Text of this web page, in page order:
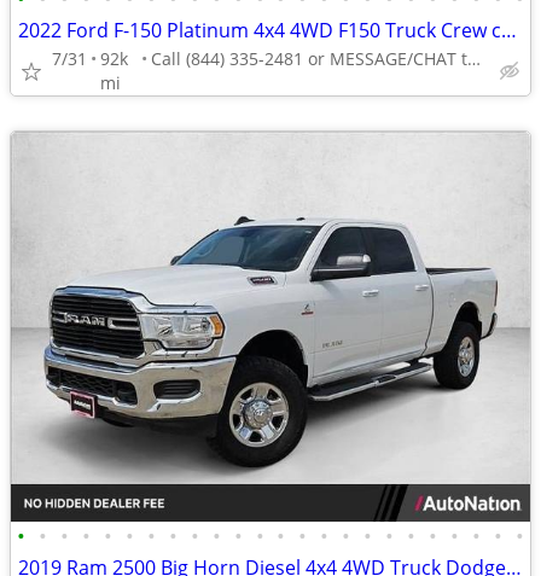
2022 Ford F-150 Platinum 4x4 4WD F150 Truck Crew cab AUTONATION
7/31
92k
mi
Call (844) 335-2481 or MESSAGE/CHAT to confirm availability
• • • • • • • • • • • • • • • • • • • • • • • •
2019 Ram 2500 Big Horn Diesel 4x4 4WD Truck Dodge Crew cab AUTONATION